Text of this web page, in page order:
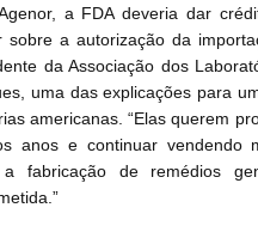
a FDA deveria dar
a autorização da
da Associação dos
uma das explicações para
americanas. “Elas querem
anos e continuar vendendo
a fabricação de remédios